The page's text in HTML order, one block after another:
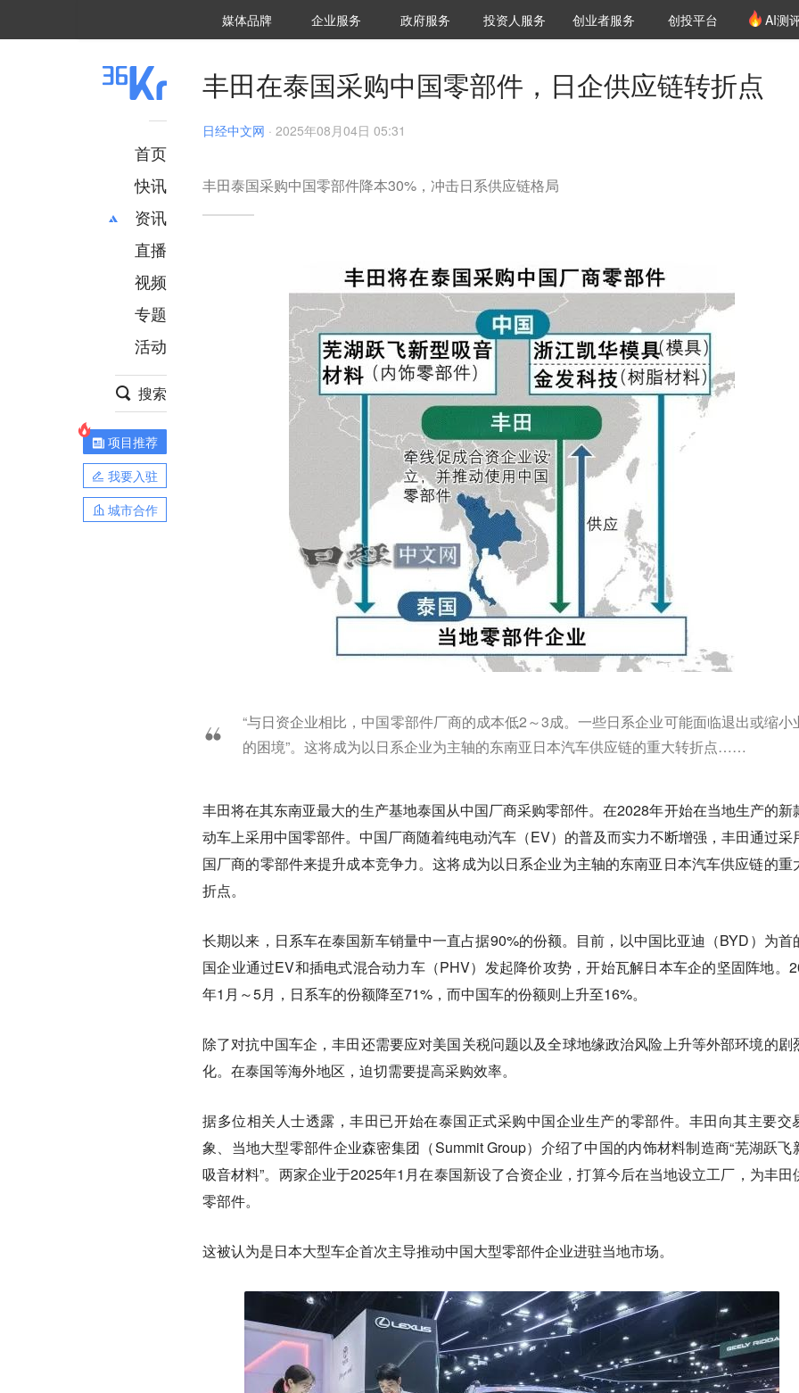
媒体品牌 36Kr研究院
企业服务 城市之窗
政府服务 VClub投资机构库
投资机构职位推介
投资人服务 创投氪堂
创业者服务 创投平台 AI测
首页
快讯
资讯
推荐
财经
项目推荐
安徽
直播
视频
专题
活动
搜索
项目推荐
我要入驻
城市合作
丰田在泰国采购中国零部件，日企供应链转折点
日经中文网 · 2025年08月04日 05:31
丰田泰国采购中国零部件降本30%，冲击日系供应链格局
“与日资企业相比，中国零部件厂商的成本低2～3成。一些日系企业可能面临退出或缩小
的困境”。这将成为以日系企业为主轴的东南亚日本汽车供应链的重大转折点……
丰田将在其东南亚最大的生产基地泰国从中国厂商采购零部件。在2028年开始在当地生产的新
动车上采用中国零部件。中国厂商随着纯电动汽车（EV）的普及而实力不断增强，丰田通过采
国厂商的零部件来提升成本竞争力。这将成为以日系企业为主轴的东南亚日本汽车供应链的重
折点。
长期以来，日系车在泰国新车销量中一直占据90%的份额。目前，以中国比亚迪（BYD）为首
国企业通过EV和插电式混合动力车（PHV）发起降价攻势，开始瓦解日本车企的坚固阵地。
年1月～5月，日系车的份额降至71%，而中国车的份额则上升至16%。
除了对抗中国车企，丰田还需要应对美国关税问题以及全球地缘政治风险上升等外部环境的剧
化。在泰国等海外地区，迫切需要提高采购效率。
据多位相关人士透露，丰田已开始在泰国正式采购中国企业生产的零部件。丰田向其主要交
象、当地大型零部件企业森密集团（Summit Group）介绍了中国的内饰材料制造商“芜湖跃飞
吸音材料”。两家企业于2025年1月在泰国新设了合资企业，打算今后在当地设立工厂，为丰田
零部件。
这被认为是日本大型车企首次主导推动中国大型零部件企业进驻当地市场。